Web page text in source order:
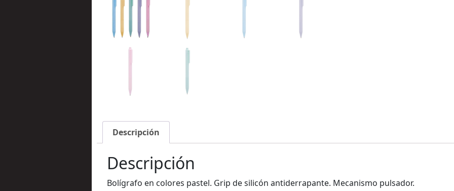
Descripción
Descripción
Bolígrafo en colores pastel. Grip de silicón antiderrapante. Mecanismo pulsador.